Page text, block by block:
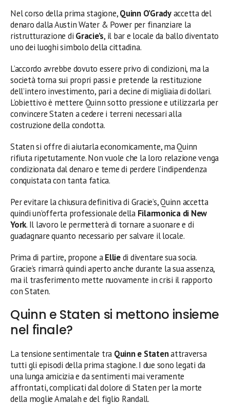
Nel corso della prima stagione,Quinn O’Gradyaccetta del
denaro dalla Austin Water & Power per finanziare la
ristrutturazione di Gracie’s, il bar e locale da ballo diventato
uno dei luoghi simbolo della cittadina.
L’accordo avrebbe dovuto essere privo di condizioni, ma la
società torna sui propri passi e pretende la restituzione
dell’intero investimento, pari a decine di migliaia di dollari.
L’obiettivo è mettere Quinn sotto pressione e utilizzarla per
convincere Staten a cedere i terreni necessari alla
costruzione della condotta.
Staten si offre di aiutarla economicamente, ma Quinn
rifiuta ripetutamente. Non vuole che la loro relazione venga
condizionata dal denaro e teme di perdere l’indipendenza
conquistata con tanta fatica.
Per evitare la chiusura definitiva di Gracie’s, Quinn accetta
quindi un’offerta professionale della Filarmonica di New
York. Il lavoro le permetterà di tornare a suonare e di
guadagnare quanto necessario per salvare il locale.
Prima di partire, propone aElliedi diventare sua socia.
Gracie’s rimarrà quindi aperto anche durante la sua assenza,
ma il trasferimento mette nuovamente in crisi il rapporto
con Staten.
Quinn e Staten si mettono insieme
nel finale?
La tensione sentimentale tra Quinn e Statenattraversa
tutti gli episodi della prima stagione. I due sono legati da
una lunga amicizia e da sentimenti mai veramente
affrontati, complicati dal dolore di Staten per la morte
della moglie Amalah e del figlio Randall.